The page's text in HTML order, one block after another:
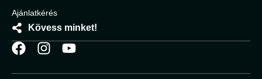
Ajánlatkérés
Kövess minket!